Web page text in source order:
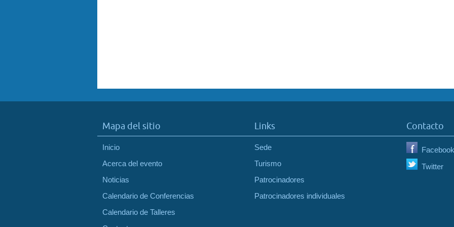
Mapa del sitio
Inicio
Acerca del evento
Noticias
Calendario de Conferencias
Calendario de Talleres
Links
Sede
Turismo
Patrocinadores
Patrocinadores individuales
Contacto
Facebook
Twitter